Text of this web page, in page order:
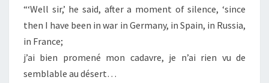
“‘Well sir,’ he said, after a moment of silence, ‘since
then I have been in war in Germany, in Spain, in Russia,
in France;
j’ai bien promené mon cadavre, je n’ai rien vu de
semblable au désert…